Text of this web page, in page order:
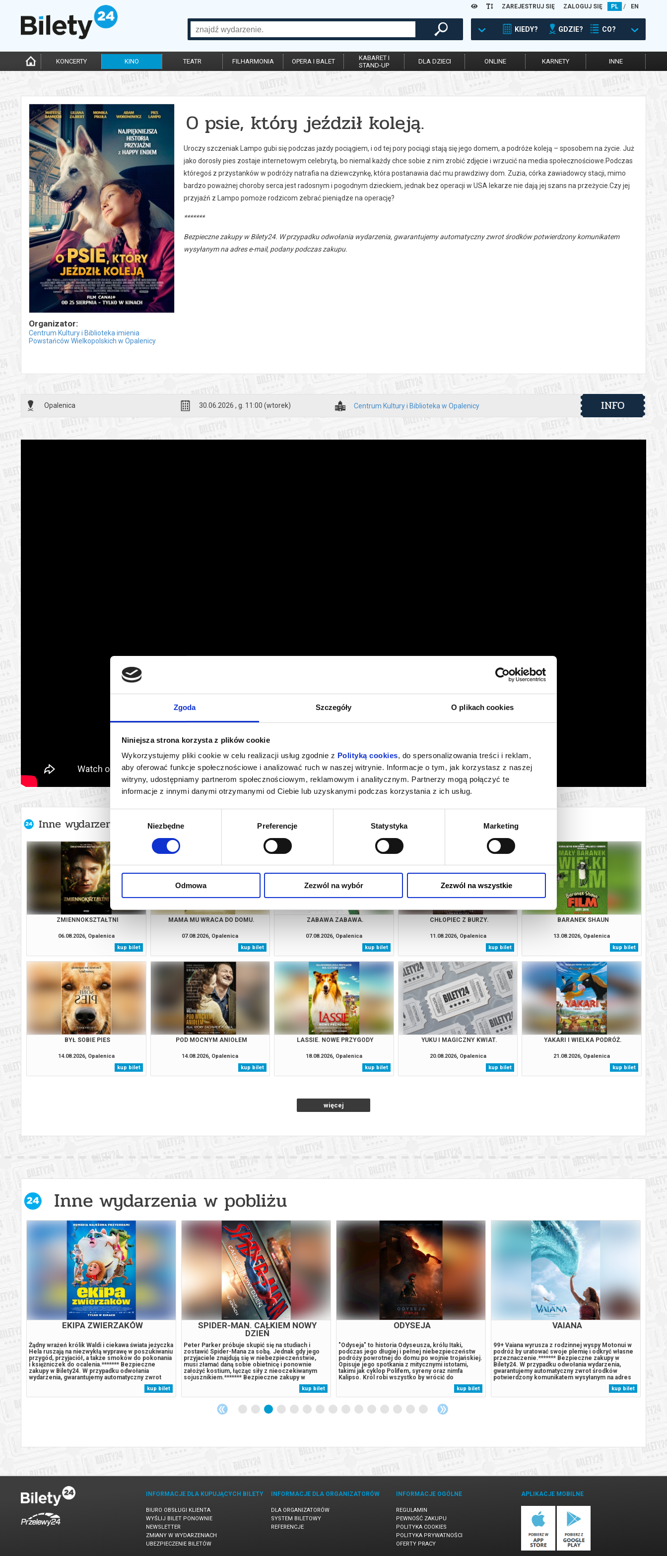
Zgoda Szczegóły O plikach cookies
Niniejsza strona korzysta z plików cookie
Wykorzystujemy pliki cookie w celu realizacji usług zgodnie z Polityką cookies, do spersonalizowania treści i reklam,
aby oferować funkcje społecznościowe i analizować ruch w naszej witrynie. Informacje o tym, jak korzystasz z naszej
witryny, udostępniamy partnerom społecznościowym, reklamowym i analitycznym. Partnerzy mogą połączyć te
informacje z innymi danymi otrzymanymi od Ciebie lub uzyskanymi podczas korzystania z ich usług.
zgody
Niezbędne Preferencje Statystyka Marketing
Odmowa Zezwól na wybór Zezwól na wszystkie
ZAREJESTRUJ SIĘ ZALOGUJ SIĘ PL / EN
KIEDY? GDZIE? CO?
KONCERTY KINO TEATR FILHARMONIA OPERA I BALET
KABARET I
STAND-UP
DLA DZIECI ONLINE KARNETY INNE
Organizator:
Centrum Kultury i Biblioteka imienia
Powstańców Wielkopolskich w Opalenicy
O psie, który jeździł koleją.
Uroczy szczeniak Lampo gubi się podczas jazdy pociągiem, i od tej pory pociągi stają się jego domem, a podróże koleją – sposobem na życie. Już
jako dorosły pies zostaje internetowym celebrytą, bo niemal każdy chce sobie z nim zrobić zdjęcie i wrzucić na media społecznościowe.Podczas
któregoś z przystanków w podróży natrafia na dziewczynkę, która postanawia dać mu prawdziwy dom. Zuzia, córka zawiadowcy stacji, mimo
bardzo poważnej choroby serca jest radosnym i pogodnym dzieckiem, jednak bez operacji w USA lekarze nie dają jej szans na przeżycie.Czy jej
przyjaźń z Lampo pomoże rodzicom zebrać pieniądze na operację?
*******
Bezpieczne zakupy w Bilety24. W przypadku odwołania wydarzenia, gwarantujemy automatyczny zwrot środków potwierdzony komunikatem
wysyłanym na adres e-mail, podany podczas zakupu.
Opalenica 30.06.2026 , g. 11:00 (wtorek) Centrum Kultury i Biblioteka w Opalenicy INFO
Inne wydarzenia organizatora
ZMIENNOKSZTAŁTNI
06.08.2026, Opalenica
kup bilet
MAMA MU WRACA DO DOMU.
07.08.2026, Opalenica
kup bilet
ZABAWA ZABAWA.
07.08.2026, Opalenica
kup bilet
CHŁOPIEC Z BURZY.
11.08.2026, Opalenica
kup bilet
BARANEK SHAUN
13.08.2026, Opalenica
kup bilet
BYŁ SOBIE PIES
14.08.2026, Opalenica
kup bilet
POD MOCNYM ANIOŁEM
14.08.2026, Opalenica
kup bilet
LASSIE. NOWE PRZYGODY
18.08.2026, Opalenica
kup bilet
YUKU I MAGICZNY KWIAT.
20.08.2026, Opalenica
kup bilet
YAKARI I WIELKA PODRÓŻ.
21.08.2026, Opalenica
kup bilet
więcej
Inne wydarzenia w pobliżu
EKIPA ZWIERZAKÓW
Żądny wrażeń królik Waldi i ciekawa świata jeżyczka
Hela ruszają na niezwykłą wyprawę w poszukiwaniu
przygód, przyjaciół, a także smoków do pokonania
i księżniczek do ocalenia.******* Bezpieczne
zakupy w Bilety24. W przypadku odwołania
wydarzenia, gwarantujemy automatyczny zwrot
środków potwierdzony komunikatem wysyłanym
kup bilet
SPIDER-MAN. CAŁKIEM NOWY
DZIEŃ
Peter Parker próbuje skupić się na studiach i
zostawić Spider-Mana za sobą. Jednak gdy jego
przyjaciele znajdują się w niebezpieczeństwie,
musi złamać daną sobie obietnicę i ponownie
założyć kostium, łącząc siły z nieoczekiwanym
sojusznikiem.******* Bezpieczne zakupy w
Bilety24. W przypadku odwołania wydarzenia,
gwarantujemy automatyczny zwrot środków
potwierdzony komunikatem wysyłanym na adres...
kup bilet
ODYSEJA
"Odyseja" to historia Odyseusza, królu Itaki,
podczas jego długiej i pełnej niebezpieczeństw
podróży powrotnej do domu po wojnie trojańskiej.
Opisuje jego spotkania z mitycznymi istotami,
takimi jak cyklop Polifem, syreny oraz nimfa
Kalipso. Król robi wszystko by wrócić do
ukochanej żony Penelopy.******* Bezpieczne
zakupy w Bilety24. W przypadku odwołania
wydarzenia, gwarantujemy automatyczny zwrot...
kup bilet
VAIANA
99+ Vaiana wyrusza z rodzinnej wyspy Motonui w
podróż by uratować swoje plemię i odkryć własne
przeznaczenie.******* Bezpieczne zakupy w
Bilety24. W przypadku odwołania wydarzenia,
gwarantujemy automatyczny zwrot środków
potwierdzony komunikatem wysyłanym na adres
kup bilet
INFORMACJE DLA KUPUJĄCYCH BILETY
BIURO OBSŁUGI KLIENTA
WYŚLIJ BILET PONOWNIE
NEWSLETTER
ZMIANY W WYDARZENIACH
UBEZPIECZENIE BILETÓW
INFORMACJE DLA ORGANIZATORÓW
DLA ORGANIZATORÓW
SYSTEM BILETOWY
REFERENCJE
INFORMACJE OGÓLNE
REGULAMIN
PEWNOŚĆ ZAKUPU
POLITYKA COOKIES
POLITYKA PRYWATNOŚCI
OFERTY PRACY
APLIKACJE MOBILNE